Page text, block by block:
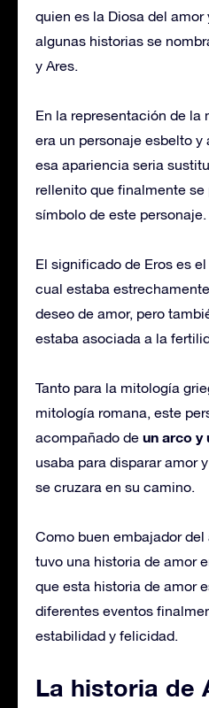
quien es la Diosa del amor
algunas historias se
y Ares.
En la representación de la
era un personaje esbelto y
esa apariencia seria
rellenito que finalmente
símbolo de este personaje.
El significado de Eros es
cual estaba
deseo de amor, pero
estaba asociada a la
Tanto para la mitología
mitología romana, este
acompañado de un arco y
usaba para disparar amor
se cruzara en su camino.
Como buen embajador
tuvo una historia de amor
que esta historia de amor
diferentes eventos
estabilidad y felicidad.
La historia de